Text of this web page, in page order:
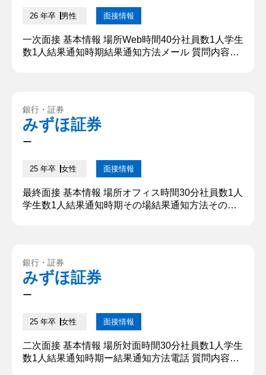
26 年卒 男性 面接情報
一次面接 基本情報 場所Web時間40分社員数1人学生
数1人結果通知時期結果通知方法メール 質問内容・
みました。本面接を通じて、貴社に対する熱意や自
身の強み、そしてそれらをどのように貴社で活かし
ていけるかをしっ...
銀行・証券
みずほ証券
ー
25 年卒 女性 面接情報
最終面接 基本情報 場所オフィス時間30分社員数1人
学生数1人結果通知時期その場結果通知方法その場
日々奮闘しています。 学問の面では、○○学のゼミ
に入っており○○の拡大について研究しています。本
日はよろし...
銀行・証券
みずほ証券
ー
25 年卒 女性 面接情報
二次面接 基本情報 場所対面時間30分社員数1人学生
数1人結果通知時期ー結果通知方法電話 質問内容・